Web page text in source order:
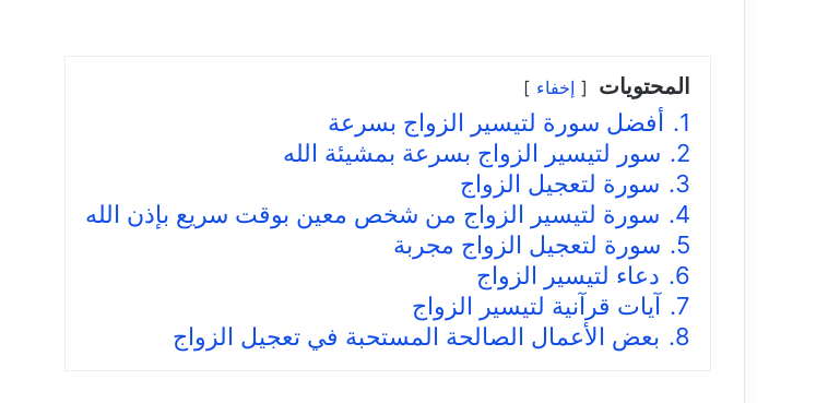
المحتويات إخفاء
1.
أفضل سورة لتيسير الزواج بسرعة
2.
سور لتيسير الزواج بسرعة بمشيئة الله
3.
سورة لتعجيل الزواج
4.
سورة لتيسير الزواج من شخص معين بوقت سريع بإذن الله
5.
سورة لتعجيل الزواج مجربة
6.
دعاء لتيسير الزواج
7.
آيات قرآنية لتيسير الزواج
8.
بعض الأعمال الصالحة المستحبة في تعجيل الزواج